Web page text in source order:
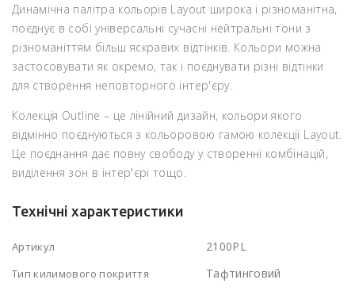
Динамічна палітра кольорів Layout широка і різноманітна,
поєднує в собі універсальні сучасні нейтральні тони з
різноманіттям більш яскравих відтінків. Кольори можна
застосовувати як окремо, так і поєднувати різні відтінки
для створення неповторного інтер'єру.
Колекція Outline – це лінійний дизайн, кольори якого
відмінно поєднуються з кольоровою гамою колекції Layout.
Це поєднання дає повну свободу у створенні комбінацій,
виділення зон в інтер'єрі тощо.
Технічні характеристики
Артикул 2100PL
Тип килимового покриття Тафтинговий